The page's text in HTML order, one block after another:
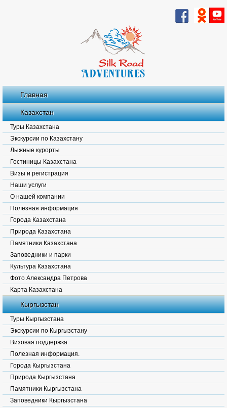
Главная
Казахстан
Туры Казахстана
Экскурсии по Казахстану
Лыжные курорты
Гостиницы Казахстана
Визы и регистрация
Наши услуги
О нашей компании
Полезная информация
Города Казахстана
Природа Казахстана
Памятники Казахстана
Заповедники и парки
Культура Казахстана
Фото Александра Петрова
Карта Казахстана
Кыргызстан
Туры Кыргызстана
Экскурсии по Кыргызстану
Визовая поддержка
Полезная информация.
Города Кыргызстана
Природа Кыргызстана
Памятники Кыргызстана
Заповедники Кыргызстана